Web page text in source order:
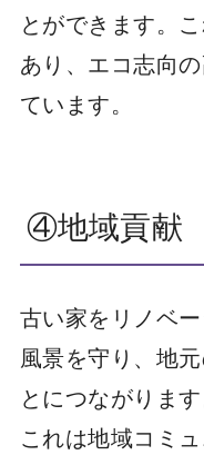
とができます。
あり、エコ志向
ています。
④地域貢献
古い家をリノベ
風景を守り、地
とにつながります
これは地域コミ